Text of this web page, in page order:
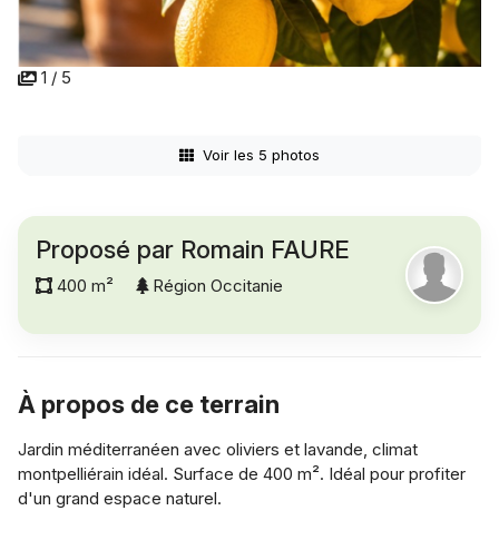
1 / 5
Voir les 5 photos
Proposé par Romain FAURE
400 m² Région Occitanie
À propos de ce terrain
Jardin méditerranéen avec oliviers et lavande, climat
montpelliérain idéal. Surface de 400 m². Idéal pour profiter
d'un grand espace naturel.